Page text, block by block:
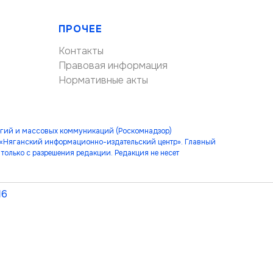
ПРОЧЕЕ
Контакты
Правовая информация
Нормативные акты
и массовых коммуникаций (Роскомнадзор)
информационно-издательский центр». Главный
с разрешения редакции. Редакция не несет